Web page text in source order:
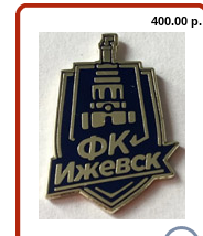
400.00 р.